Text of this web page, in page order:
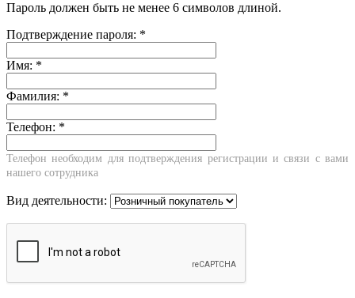
Пароль должен быть не менее 6 символов длиной.
Подтверждение пароля: *
Имя: *
Фамилия: *
Телефон: *
Телефон необходим для подтверждения регистрации и связи с вами
нашего сотрудника
Вид деятельности: